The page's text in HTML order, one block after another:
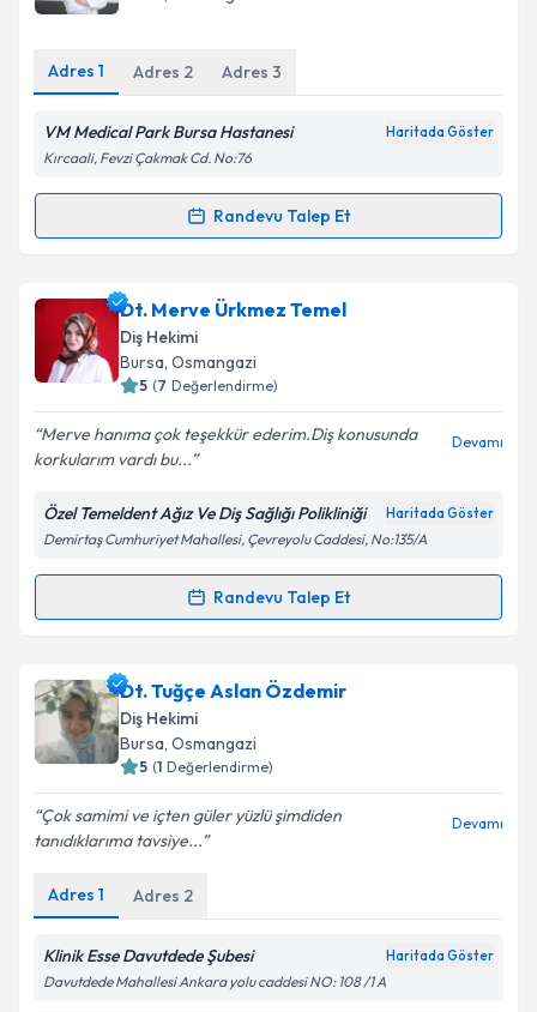
Kişisel verilerimin işlenmesine ilişkin
kapsamda işlenmesini kabul ediyorum.
Adres 1 Adres 2 Adres 3
VM Medical Park Bursa Hastanesi Haritada Göster
Kırcaali, Fevzi Çakmak Cd. No:76
Randevu Talep Et
Randevu Takvimi Talebi
Uzm. Dt. Simge Boyariçin randevu takvimi talebi
oluşturun. Size bu uzmandan randevu almanız için bir
takvim hazırlandığında e-posta ile bilgilendireceğiz.
Kişisel verilerimin işlenmesine ilişkin
Aydınlatma
Metni'ni okudum ve kişisel verilerimin belirtilen
kapsamda işlenmesini kabul ediyorum.
Dt. Merve Ürkmez Temel
Diş Hekimi
Bursa, Osmangazi
5 (7 Değerlendirme)
Merve hanıma çok teşekkür ederim.Diş konusunda
korkularım vardı bu...
Devamı
Özel Temeldent Ağız Ve Diş Sağlığı Polikliniği Haritada Göster
Demirtaş Cumhuriyet Mahallesi, Çevreyolu Caddesi, No:135/A
Randevu Talep Et
Randevu Takvimi Talebi
Dt. Merve Ürkmez Temeliçin randevu takvimi talebi
oluşturun. Size bu uzmandan randevu almanız için bir
takvim hazırlandığında e-posta ile bilgilendireceğiz.
Kişisel verilerimin işlenmesine ilişkin
Metni'ni okudum ve kişisel verilerimin belirtilen
kapsamda işlenmesini kabul ediyorum.
Dt. Tuğçe Aslan Özdemir
Diş Hekimi
Bursa, Osmangazi
5 (1 Değerlendirme)
Çok samimi ve içten güler yüzlü şimdiden
tanıdıklarıma tavsiye...
Devamı
Adres 1 Adres 2
Klinik Esse Davutdede Şubesi Haritada Göster
Davutdede Mahallesi Ankara yolu caddesi NO: 108 /1 A